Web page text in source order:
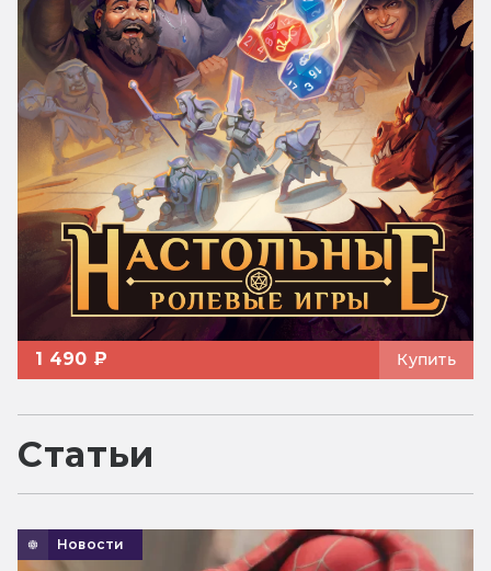
1 490 ₽ Купить
Статьи
Новости